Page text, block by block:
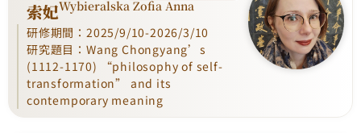
索妃Wybieralska Zofia Anna
研修期間：2025/9/10-2026/3/10
研究題目：Wang Chongyang’s
(1112-1170) “philosophy of self-
transformation” and its
contemporary meaning